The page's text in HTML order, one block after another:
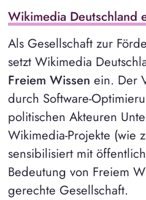
Wikimedia Deutschland
Als Gesellschaft zur
setzt Wikimedia
Freiem Wissen ein. Der
durch Software-
politischen Akteuren
Wikimedia-Projekte (wie
sensibilisiert mit
Bedeutung von Freiem
gerechte Gesellschaft.